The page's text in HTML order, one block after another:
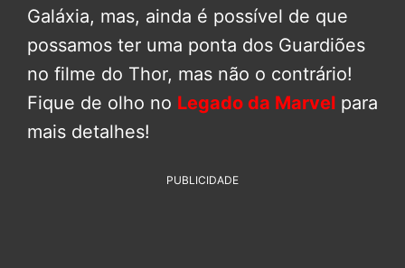
Galáxia, mas, ainda é possível de que
possamos ter uma ponta dos Guardiões
no filme do Thor, mas não o contrário!
Fique de olho no Legado da Marvel para
mais detalhes!
PUBLICIDADE